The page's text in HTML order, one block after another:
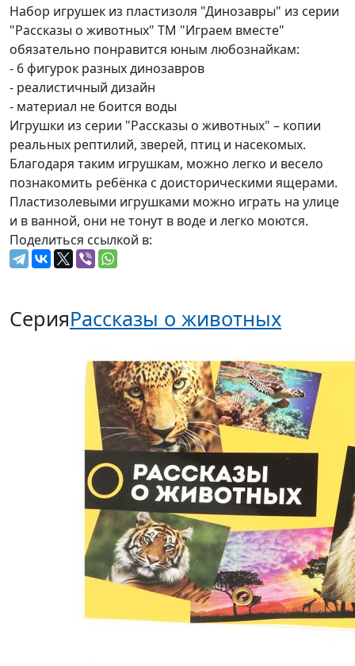
Набор игрушек из пластизоля "Динозавры" из серии
"Рассказы о животных" ТМ "Играем вместе"
обязательно понравится юным любознайкам:
- 6 фигурок разных динозавров
- реалистичный дизайн
- материал не боится воды
Игрушки из серии "Рассказы о животных" – копии
реальных рептилий, зверей, птиц и насекомых.
Благодаря таким игрушкам, можно легко и весело
познакомить ребёнка с доисторическими ящерами.
Пластизолевыми игрушками можно играть на улице
и в ванной, они не тонут в воде и легко моются.
Поделиться ссылкой в:
СерияРассказы о животных